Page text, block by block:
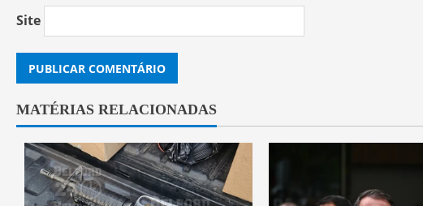
Site
MATÉRIAS RELACIONADAS